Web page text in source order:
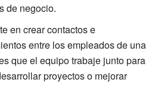
de negocio.
en crear contactos e
entre los empleados de una
que el equipo trabaje junto para
proyectos o mejorar